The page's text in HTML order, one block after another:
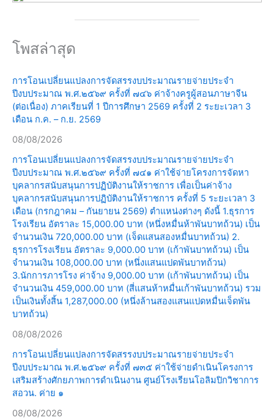
โพสล่าสุด
การโอนเปลี่ยนแปลงการจัดสรรงบประมาณรายจ่ายประจำ
ปีงบประมาณ พ.ศ.๒๕๖๙ ครั้งที่ ๗๔๖ ค่าจ้างครูผู้สอนภาษาจีน
(ต่อเนื่อง) ภาคเรียนที่ 1 ปีการศึกษา 2569 ครั้งที่ 2 ระยะเวลา 3
เดือน ก.ค. – ก.ย. 2569
08/08/2026
การโอนเปลี่ยนแปลงการจัดสรรงบประมาณรายจ่ายประจำ
ปีงบประมาณ พ.ศ.๒๕๖๙ ครั้งที่ ๗๔๑ ค่าใช้จ่ายโครงการจัดหา
บุคลากรสนับสนุนการปฏิบัติงานให้ราชการ เพื่อเป็นค่าจ้าง
บุคลากรสนับสนุนการปฏิบัติงานให้ราชการ ครั้งที่ 5 ระยะเวลา 3
เดือน (กรกฎาคม – กันยายน 2569) ตำแหน่งต่างๆ ดังนี้ 1.ธุรการ
โรงเรียน อัตราละ 15,000.00 บาท (หนึ่งหมื่นห้าพันบาทถ้วน) เป็น
จำนวนเงิน 720,000.00 บาท (เจ็ดแสนสองหมื่นบาทถ้วน) 2.
ธุรการโรงเรียน อัตราละ 9,000.00 บาท (เก้าพันบาทถ้วน) เป็น
จำนวนเงิน 108,000.00 บาท (หนึ่งแสนแปดพันบาทถ้วน)
3.นักการภารโรง ค่าจ้าง 9,000.00 บาท (เก้าพันบาทถ้วน) เป็น
จำนวนเงิน 459,000.00 บาท (สี่แสนห้าหมื่นเก้าพันบาทถ้วน) รวม
เป็นเงินทั้งสิ้น 1,287,000.00 (หนึ่งล้านสองแสนแปดหมื่นเจ็ดพัน
บาทถ้วน)
08/08/2026
การโอนเปลี่ยนแปลงการจัดสรรงบประมาณรายจ่ายประจำ
ปีงบประมาณ พ.ศ.๒๕๖๙ ครั้งที่ ๗๓๕ ค่าใช้จ่ายดำเนินโครงการ
เสริมสร้างศักยภาพการดำเนินงาน ศูนย์โรงเรียนโอลิมปิกวิชาการ
สอวน. ค่าย ๑
08/08/2026